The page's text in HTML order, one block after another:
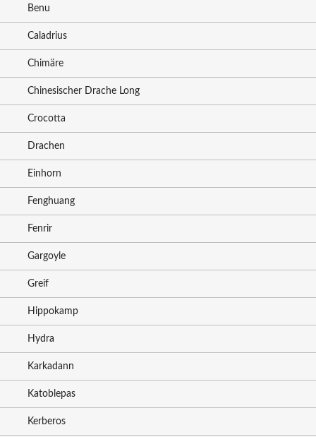
Benu
Caladrius
Chimäre
Chinesischer Drache Long
Crocotta
Drachen
Einhorn
Fenghuang
Fenrir
Gargoyle
Greif
Hippokamp
Hydra
Karkadann
Katoblepas
Kerberos